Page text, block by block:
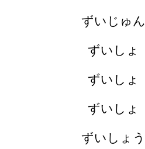
ずいじゅん
ずいしょ
ずいしょ
ずいしょ
ずいしょう